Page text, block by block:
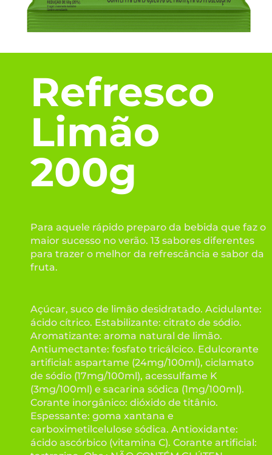
Refresco
Limão
200g
Para aquele rápido preparo da bebida que faz o
maior sucesso no verão. 13 sabores diferentes
para trazer o melhor da refrescância e sabor da
fruta.
Açúcar, suco de limão desidratado. Acidulante:
ácido cítrico. Estabilizante: citrato de sódio.
Aromatizante: aroma natural de limão.
Antiumectante: fosfato tricálcico. Edulcorante
artificial: aspartame (24mg/100ml), ciclamato
de sódio (17mg/100ml), acessulfame K
(3mg/100ml) e sacarina sódica (1mg/100ml).
Corante inorgânico: dióxido de titânio.
Espessante: goma xantana e
carboximetilcelulose sódica. Antioxidante:
ácido ascórbico (vitamina C). Corante artificial: